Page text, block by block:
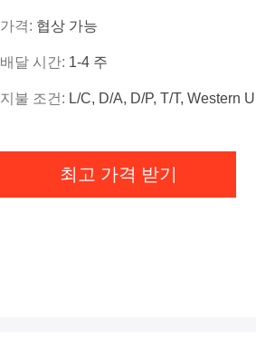
가격: 협상 가능
배달 시간: 1-4 주
지불 조건: L/C, D/A, D/P, T/T, Western
최고 가격 받기